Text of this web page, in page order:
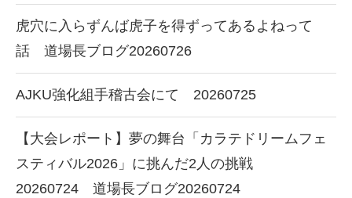
虎穴に入らずんば虎子を得ずってあるよねって
話 道場長ブログ20260726
AJKU強化組手稽古会にて 20260725
【大会レポート】夢の舞台「カラテドリームフェ
スティバル2026」に挑んだ2人の挑戦
20260724 道場長ブログ20260724